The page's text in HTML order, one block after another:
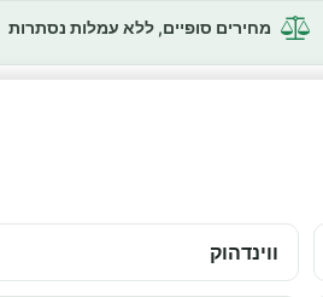
מחירים סופיים, ללא עמלות נסתרות
ווינדהוק